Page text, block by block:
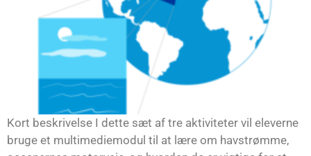
Kort beskrivelse I dette sæt af tre aktiviteter vil eleverne
bruge et multimediemodul til at lære om havstrømme,